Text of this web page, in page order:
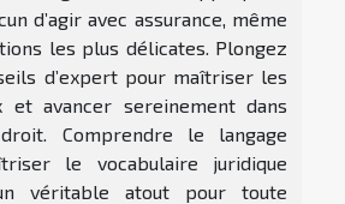
d’agir avec assurance, même
les plus délicates. Plongez
d’expert pour maîtriser les
et avancer sereinement dans
Comprendre le langage
le vocabulaire juridique
véritable atout pour toute